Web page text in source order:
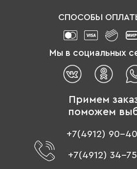
СПОСОБЫ
Мы в социальных
Примем
поможем
+7(4912) 90-
+7(4912) 34-